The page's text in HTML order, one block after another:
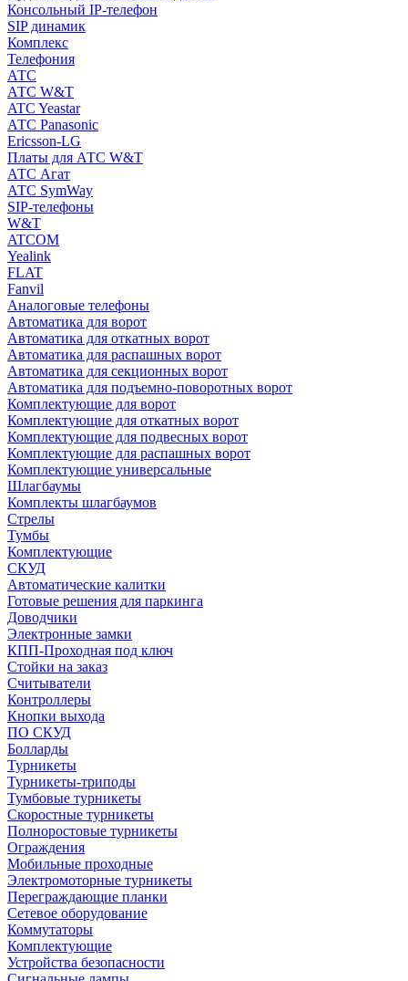
Консольный IP-телефон
SIP динамик
Комплекс
Телефония
АТС
АТС W&T
ATC Yeastar
АТС Panasonic
Ericsson-LG
Платы для АТС W&T
АТС Агат
АТС SymWay
SIP-телефоны
W&T
ATCOM
Yealink
FLAT
Fanvil
Аналоговые телефоны
Автоматика для ворот
Автоматика для откатных ворот
Автоматика для распашных ворот
Автоматика для секционных ворот
Автоматика для подъемно-поворотных ворот
Комплектующие для ворот
Комплектующие для откатных ворот
Комплектующие для подвесных ворот
Комплектующие для распашных ворот
Комплектующие универсальные
Шлагбаумы
Комплекты шлагбаумов
Стрелы
Тумбы
Комплектующие
СКУД
Автоматические калитки
Готовые решения для паркинга
Доводчики
Электронные замки
КПП-Проходная под ключ
Стойки на заказ
Считыватели
Контроллеры
Кнопки выхода
ПО СКУД
Болларды
Турникеты
Турникеты-триподы
Тумбовые турникеты
Скоростные турникеты
Полноростовые турникеты
Ограждения
Мобильные проходные
Электромоторные турникеты
Переграждающие планки
Сетевое оборудование
Коммутаторы
Комплектующие
Устройства безопасности